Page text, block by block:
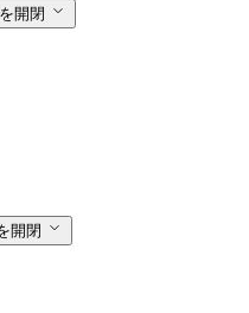
開閉
開閉